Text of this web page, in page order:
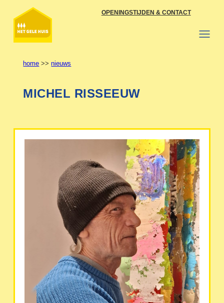
naar
inhoud
OPENINGSTIJDEN & CONTACT
home >>nieuws
MICHEL RISSEEUW